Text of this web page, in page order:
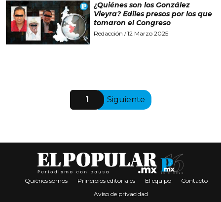
¿Quiénes son los González
Vieyra? Ediles presos por los que
tomaron el Congreso
Redacción /12 Marzo 2025
1 Siguiente
Quiénes somos Principios editoriales El equipo
Contacto
Aviso de privacidad